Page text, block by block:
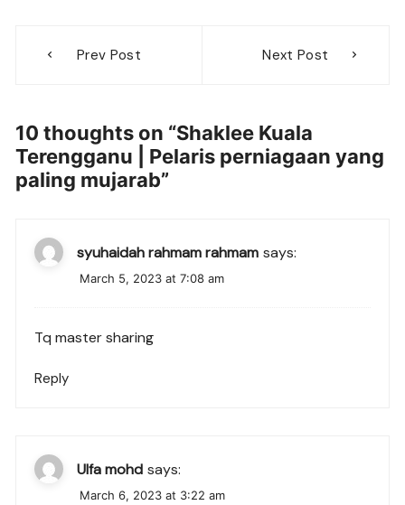
navigation
Prev Post Next Post
10 thoughts on “Shaklee Kuala
Terengganu | Pelaris perniagaan yang
paling mujarab”
syuhaidah rahmam rahmam says:
March 5, 2023 at 7:08 am
Tq master sharing
Reply
Ulfa mohd says:
March 6, 2023 at 3:22 am